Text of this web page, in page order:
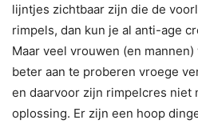
lijntjes zichtbaar zijn die de
rimpels, dan kun je al anti-age
Maar veel vrouwen (en
beter aan te proberen vroege
en daarvoor zijn rimpelcres niet
oplossing. Er zijn een hoop